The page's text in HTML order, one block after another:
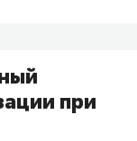
при